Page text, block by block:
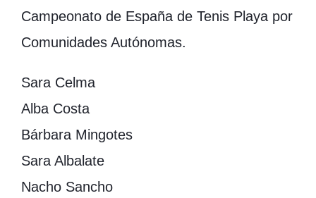
Campeonato de España de Tenis Playa por
Comunidades Autónomas.
Sara Celma
Alba Costa
Bárbara Mingotes
Sara Albalate
Nacho Sancho